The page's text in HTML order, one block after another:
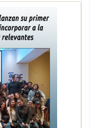
profesional
elimina las
y la compra,
el catálogo
online y
ecológica